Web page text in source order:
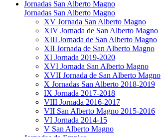
Jornadas San Alberto Magno
Jornadas San Alberto Magno
XV Jornada San Alberto Magno
XIV Jornada de San Alberto Magno
XIII Jornada de San Alberto Magno
XII Jornada de San Alberto Magno
XI Jornada 2019-2020
XVI Jornada San Alberto Magno
XVII Jornada de San Alberto Magno
X Jornadas San Alberto 2018-2019
IX Jornada 2017-2018
VIII Jornada 2016-2017
VII San Alberto Magno 2015-2016
VI Jornada 2014-15
V San Alberto Magno